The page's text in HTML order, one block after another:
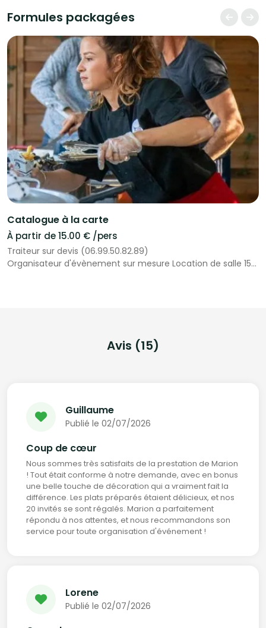
Formules packagées
Catalogue à la carte
À partir de 15.00 € /pers
Traiteur sur devis (06.99.50.82.89)
Organisateur d'évènement sur mesure Location de salle 15
Avis (15)
Guillaume
Publié le 02/07/2026
Coup de cœur
Nous sommes très satisfaits de la prestation de Marion
! Tout était conforme à notre demande, avec en bonus
une belle touche de décoration qui a vraiment fait la
différence. Les plats préparés étaient délicieux, et nos
20 invités se sont régalés. Marion a parfaitement
répondu à nos attentes, et nous recommandons son
service pour toute organisation d'événement !
Lorene
Publié le 02/07/2026